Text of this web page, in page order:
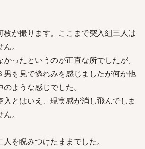
枚か撮ります。ここまで突入組三人は
。
ったというのが正直な所でしたが。
男を見て憐れみを感じましたが何か他
ような感じでした。
とはいえ、現実感が消し飛んでしま
。
を睨みつけたままでした。